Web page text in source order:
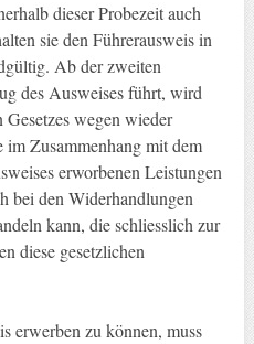
dieser Probezeit auch
sie den Führerausweis in
Ab der zweiten
des Ausweises führt, wird
wegen wieder
Zusammenhang mit dem
erworbenen Leistungen
bei den Widerhandlungen
kann, die schliesslich zur
diese gesetzlichen
erwerben zu können, muss